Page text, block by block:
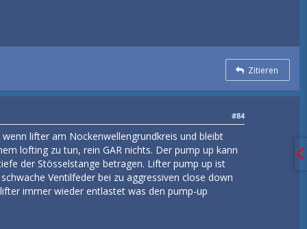
Zitieren
#84
lifter am Nockenwellengrundkreis und bleibt
lofting zu tun, rein GAR nichts. Der pump up kann
der Stösselstange betragen. Lifter pump up ist
Ventilfeder bei zu aggressiven close down
immer wieder entlastet was den pump-up